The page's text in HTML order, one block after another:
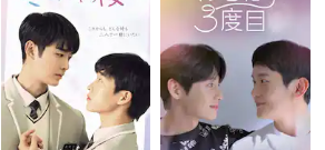
閉じる
基本情報、本人連絡先、パスワード 、クレ